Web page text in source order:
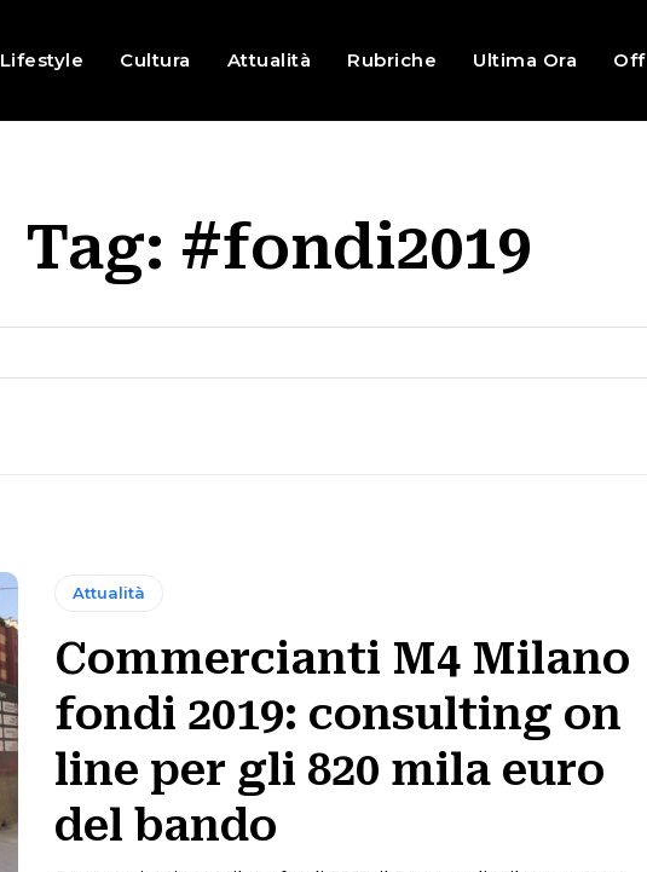
Lifestyle Cultura Attualità Rubriche Ultima Ora Off
Tag: #fondi2019
Attualità
Commercianti M4 Milano
fondi 2019: consulting on
line per gli 820 mila euro
del bando